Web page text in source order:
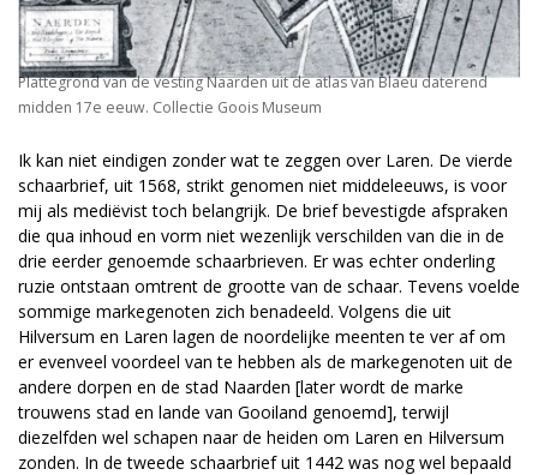
Plattegrond van de vesting Naarden uit de atlas van Blaeu daterend
midden 17e eeuw. Collectie Goois Museum
Ik kan niet eindigen zonder wat te zeggen over Laren. De vierde
schaarbrief, uit 1568, strikt genomen niet middeleeuws, is voor
mij als mediëvist toch belangrijk. De brief bevestigde afspraken
die qua inhoud en vorm niet wezenlijk verschilden van die in de
drie eerder genoemde schaarbrieven. Er was echter onderling
ruzie ontstaan omtrent de grootte van de schaar. Tevens voelde
sommige markegenoten zich benadeeld. Volgens die uit
Hilversum en Laren lagen de noordelijke meenten te ver af om
er evenveel voordeel van te hebben als de markegenoten uit de
andere dorpen en de stad Naarden [later wordt de marke
trouwens stad en lande van Gooiland genoemd], terwijl
diezelfden wel schapen naar de heiden om Laren en Hilversum
zonden. In de tweede schaarbrief uit 1442 was nog wel bepaald